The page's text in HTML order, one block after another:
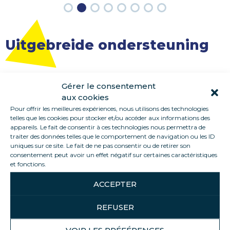
Gérer le consentement
aux cookies
Pour offrir les meilleures expériences, nous utilisons des technologies
telles que les cookies pour stocker et/ou accéder aux informations des
appareils. Le fait de consentir à ces technologies nous permettra de
traiter des données telles que le comportement de navigation ou les ID
uniques sur ce site. Le fait de ne pas consentir ou de retirer son
consentement peut avoir un effet négatif sur certaines caractéristiques
et fonctions.
ACCEPTER
REFUSER
Uitgebreide ondersteuning
We ondersteunen je van A tot Z, met:
Een persoonlijke briefing en advies op maat
Een moodboard om grafische concepten en
richtlijnen te definiëren
Originele grafische creaties
Materiaalkeuze en haalbaarheidsstudies
Op maat ontworpen en ontwikkelde 3D-plannen
of via videoconferentie
DTP en pre-press diensten voor professionele